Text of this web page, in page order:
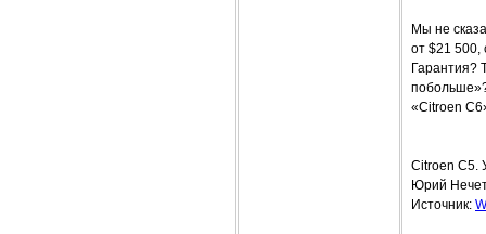
Мы не
от $21 500,
Гарантия?
«Citroen
Citroen
Юрий
Источник: